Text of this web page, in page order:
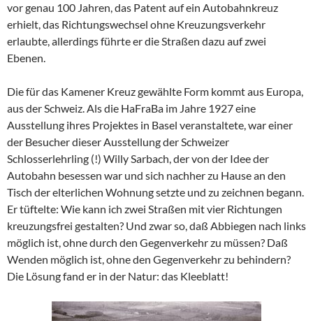
vor genau 100 Jahren, das Patent auf ein Autobahnkreuz
erhielt, das Richtungswechsel ohne Kreuzungsverkehr
erlaubte, allerdings führte er die Straßen dazu auf zwei
Ebenen.
Die für das Kamener Kreuz gewählte Form kommt aus Europa,
aus der Schweiz. Als die HaFraBa im Jahre 1927 eine
Ausstellung ihres Projektes in Basel veranstaltete, war einer
der Besucher dieser Ausstellung der Schweizer
Schlosserlehrling (!) Willy Sarbach, der von der Idee der
Autobahn besessen war und sich nachher zu Hause an den
Tisch der elterlichen Wohnung setzte und zu zeichnen begann.
Er tüftelte: Wie kann ich zwei Straßen mit vier Richtungen
kreuzungsfrei gestalten? Und zwar so, daß Abbiegen nach links
möglich ist, ohne durch den Gegenverkehr zu müssen? Daß
Wenden möglich ist, ohne den Gegenverkehr zu behindern?
Die Lösung fand er in der Natur: das Kleeblatt!